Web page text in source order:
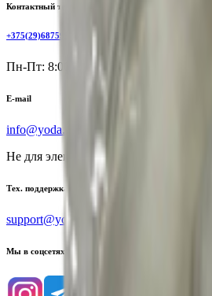
Контактный телефон
+375(29)6875999
Пн-Пт: 8:00 - 17:00
E-mail
info@yoda.by
Не для электронных обращений
Тех. поддержка
support@yoda.by
Мы в соцсетях